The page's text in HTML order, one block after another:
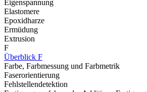
Eigenspannung
Elastomere
Epoxidharze
Ermüdung
Extrusion
F
Überblick F
Farbe, Farbmessung und Farbmetrik
Faserorientierung
Fehlstellendetektion